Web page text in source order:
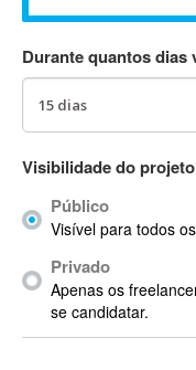
AccountMate
ACID Pro
ACPI
ACT
Actian
Actimize
ActionScript
Durante quantos dias
Visibilidade do projeto
Público
Visível para todos
Privado
Apenas os
se candidatar.